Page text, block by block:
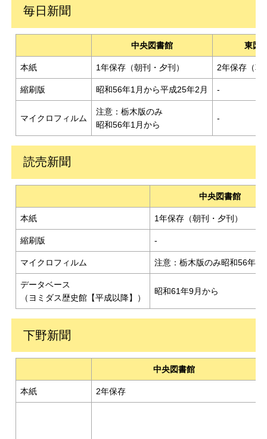
毎日新聞
中央図書館 東図
本紙 1年保存（朝刊・夕刊） 2年保存（朝
縮刷版 昭和56年1月から平成25年2月 -
マイクロフィルム
注意：栃木版のみ
昭和56年1月から
-
読売新聞
中央図書館
本紙 1年保存（朝刊・夕刊）
縮刷版 -
マイクロフィルム 注意：栃木版のみ昭和56年1
データベース
（ヨミダス歴史館【平成以降】）
昭和61年9月から
下野新聞
中央図書館
本紙 2年保存